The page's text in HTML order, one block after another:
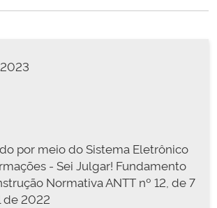
por meio do Sistema Eletrônico
- Sei Julgar! Fundamento
Normativa ANTT nº 12, de 7
de 2022